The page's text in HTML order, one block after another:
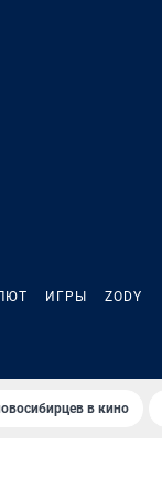
ИГРЫ ZODY
в кино